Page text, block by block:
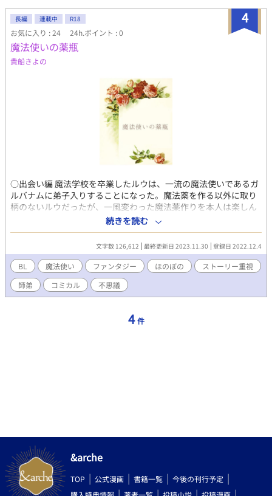
か？ 気まぐれ更新の短編集となってます。
4
長編 連載中 R18
お気に入り : 24 24h.ポイント : 0
魔法使いの薬瓶
貴船きよの
○出会い編 魔法学校を卒業したルウは、一流の魔法使いであるガ
ルバナムに弟子入りすることになった。魔法薬を作る以外に取り
柄のないルウだったが、一風変わった魔法薬作りを本人は楽しん
でいる。ある日、ガルバナムの家にある開かずの間を開けたこと
から、ガルバナムはルウに一目置くようになる。無愛想なガルバ
ナムと無邪気なルウは、相手にあって自分にないものに気づきな
がら、互いを意識していく。 ○水中花壇編 森が初夏を迎えたある
日、ルウは水中花壇に興味をもつ。そこは、植物採取は禁じられ
ていたが、花の色の採取は可能だった。色の採取のため、ルウは
ガルバナムから水玉をつくる魔法を教わる。初めは上手くいかな
いルウだったが、魔法を習得したとき、ガルバナムの魔法の秘密
ェンネルが訪ねてくる。ルウは、フェンネルからガルバナムの話
ウはそれを嬉しく感じながらも、複雑な思いが芽生えるのだっ
た。
続きを読む
文字数 126,612 最終更新日 2023.11.30 登録日 2022.12.4
BL 魔法使い ファンタジー ほのぼの
ストーリー重視
師弟
コミカル 不思議
4 件
&arche
TOP 公式漫画 書籍一覧
今後の刊行予定